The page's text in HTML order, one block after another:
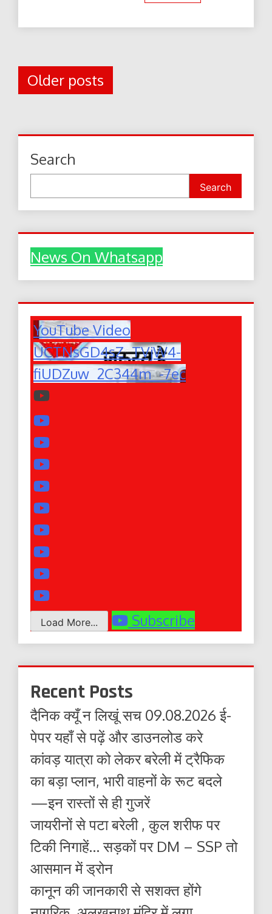
Posts
Older posts
Search
Search
News On Whatsapp
YouTube Video
UCTNsGD4sZ_TVjW4-
fiUDZuw_2C344m_-7ec
Load More... Subscribe
Recent Posts
दैनिक क्यूँ न लिखूं सच 09.08.2026 ई-
पेपर यहाँ से पढ़ें और डाउनलोड करे
कांवड़ यात्रा को लेकर बरेली में ट्रैफिक
का बड़ा प्लान, भारी वाहनों के रूट बदले
—इन रास्तों से ही गुजरें
जायरीनों से पटा बरेली , कुल शरीफ पर
टिकी निगाहें… सड़कों पर DM – SSP तो
आसमान में ड्रोन
कानून की जानकारी से सशक्त होंगे